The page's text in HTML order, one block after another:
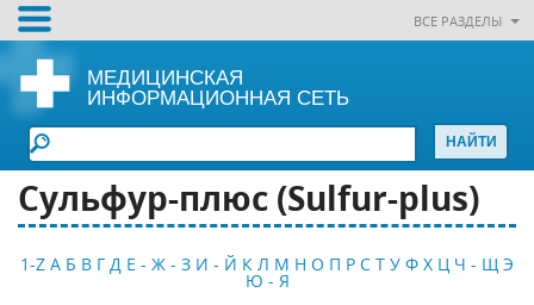
ВСЕ РАЗДЕЛЫ
МЕДИЦИНСКАЯ
ИНФОРМАЦИОННАЯ СЕТЬ
Сульфур-плюс (Sulfur-plus)
1-Z А Б В Г Д Е - Ж - З И - Й К Л М Н О П Р С Т У Ф Х Ц Ч - Щ Э
Ю - Я